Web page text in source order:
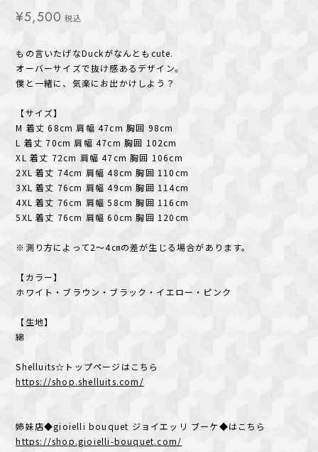
¥5,500 税込
もの言いたげなDuckがなんともcute.
オーバーサイズで抜け感あるデザイン。
僕と一緒に、気楽にお出かけしよう？
【サイズ】
M 着丈 68cm 肩幅 47cm 胸囲 98cm
L 着丈 70cm 肩幅 47cm 胸囲 102cm
XL 着丈 72cm 肩幅 47cm 胸囲 106cm
2XL 着丈 74cm 肩幅 48cm 胸囲 110cm
3XL 着丈 76cm 肩幅 49cm 胸囲 114cm
4XL 着丈 76cm 肩幅 58cm 胸囲 116cm
5XL 着丈 76cm 肩幅 60cm 胸囲 120cm
※測り方によって2～4㎝の差が生じる場合があります。
【カラー】
ホワイト・ブラウン・ブラック・イエロー・ピンク
【生地】
綿
Shelluits☆トップページはこちら
https://shop.shelluits.com/
姉妹店◆gioielli bouquet ジョイエッリ ブーケ◆はこちら
https://shop.gioielli-bouquet.com/